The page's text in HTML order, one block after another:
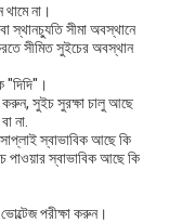
না।
স্থানচ্যুতি সীমা অবস্থানে
সীমিত সুইচের অবস্থান
"দিদি"।
করুন, সুইচ সুরক্ষা চালু আছে
না.
স্বাভাবিক আছে কি
পাওয়ার স্বাভাবিক আছে কি
পরীক্ষা করুন।